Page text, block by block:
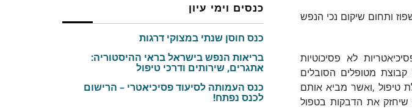
ותחום שיקום נכי הנפש
לא פסיכוטיות
מטופלים הסובלים
טיפול ,ואשר מביא אותם
שיחזק את הדבקות בטפול
כנסים וימי עיון
כנס חוסן שנתי במצוקי דרגות
בריאות הנפש בישראל בראי ההיסטוריה:
אתגרים, שירותים ודרכי טיפול
כנס העמותה לסיעוד פסיכיאטרי – הרישום
לכנס נפתח!